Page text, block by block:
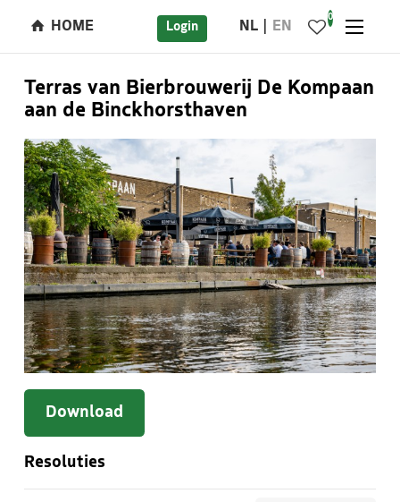
HOME Login NL EN
0
Terras van Bierbrouwerij De Kompaan
aan de Binckhorsthaven
Download
Resoluties